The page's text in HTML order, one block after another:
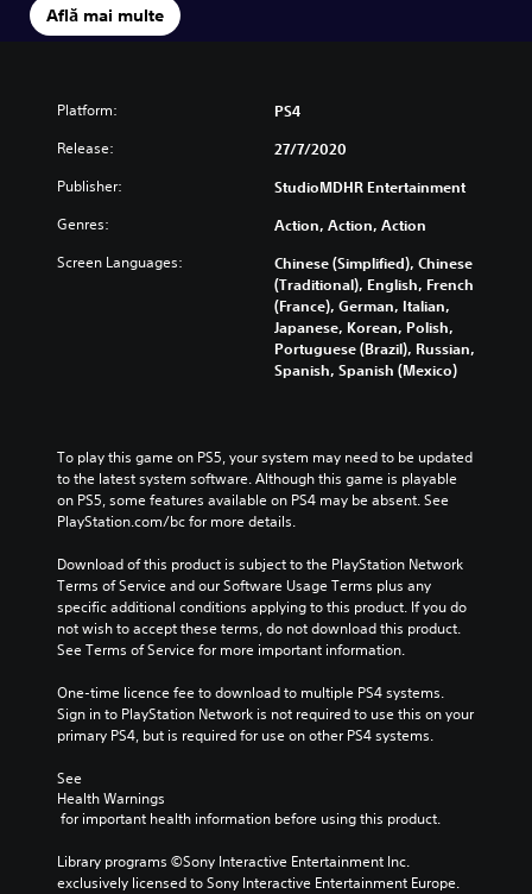
Află mai multe
Platform: PS4
Release: 27/7/2020
Publisher: StudioMDHR Entertainment
Genres: Action, Action, Action
Screen Languages:
Chinese (Simplified), Chinese
(Traditional), English, French
(France), German, Italian,
Japanese, Korean, Polish,
Portuguese (Brazil), Russian,
Spanish, Spanish (Mexico)
To play this game on PS5, your system may need to be updated
to the latest system software. Although this game is playable
on PS5, some features available on PS4 may be absent. See
PlayStation.com/bc for more details.
Download of this product is subject to the PlayStation Network
Terms of Service and our Software Usage Terms plus any
specific additional conditions applying to this product. If you do
not wish to accept these terms, do not download this product.
See Terms of Service for more important information.
One-time licence fee to download to multiple PS4 systems.
Sign in to PlayStation Network is not required to use this on your
primary PS4, but is required for use on other PS4 systems.
See
Health Warnings
for important health information before using this product.
Library programs ©Sony Interactive Entertainment Inc.
exclusively licensed to Sony Interactive Entertainment Europe.